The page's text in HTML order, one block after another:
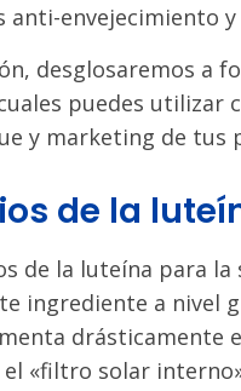
anti-envejecimiento
desglosaremos a
puedes utilizar
y marketing de
de la
de la luteína para
ingrediente a nivel
drásticamente
«filtro solar